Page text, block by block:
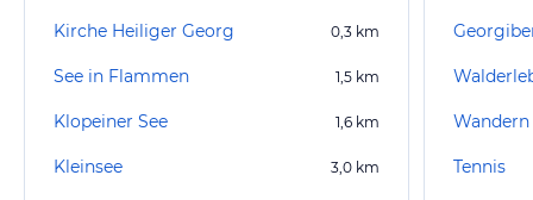
Kirche Heiliger Georg 0,3 km
See in Flammen 1,5 km
Klopeiner See 1,6 km
Kleinsee 3,0 km Tennis